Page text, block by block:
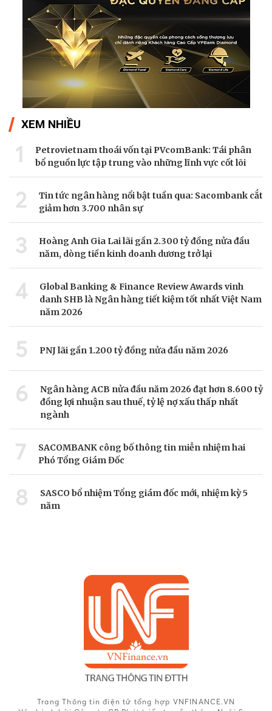
XEM NHIỀU
1
Petrovietnam thoái vốn tại PVcomBank: Tái phân
bổ nguồn lực tập trung vào những lĩnh vực cốt lõi
2
Tin tức ngân hàng nổi bật tuần qua: Sacombank cắt
giảm hơn 3.700 nhân sự
3
Hoàng Anh Gia Lai lãi gần 2.300 tỷ đồng nửa đầu
năm, dòng tiền kinh doanh dương trở lại
4
Global Banking & Finance Review Awards vinh
danh SHB là Ngân hàng tiết kiệm tốt nhất Việt Nam
năm 2026
5 PNJ lãi gần 1.200 tỷ đồng nửa đầu năm 2026
6
Ngân hàng ACB nửa đầu năm 2026 đạt hơn 8.600 tỷ
đồng lợi nhuận sau thuế, tỷ lệ nợ xấu thấp nhất
ngành
7
SACOMBANK công bố thông tin miễn nhiệm hai
Phó Tổng Giám Đốc
8
SASCO bổ nhiệm Tổng giám đốc mới, nhiệm kỳ 5
năm
Trang Thông tin điện tử tổng hợp VNFINANCE.VN